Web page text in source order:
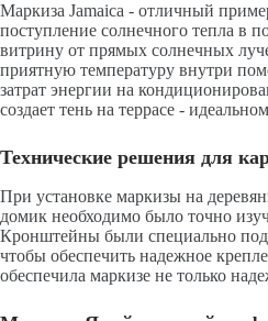
Маркиза Jamaica - отличный
поступление солнечного тепла в
витрину от прямых солнечных
приятную температуру внутри
затрат энергии на
создает тень на террасе -
Технические решения для
При установке маркизы на
домик необходимо было точно
Кронштейны были специально
чтобы обеспечить надежное
обеспечила маркизе не только